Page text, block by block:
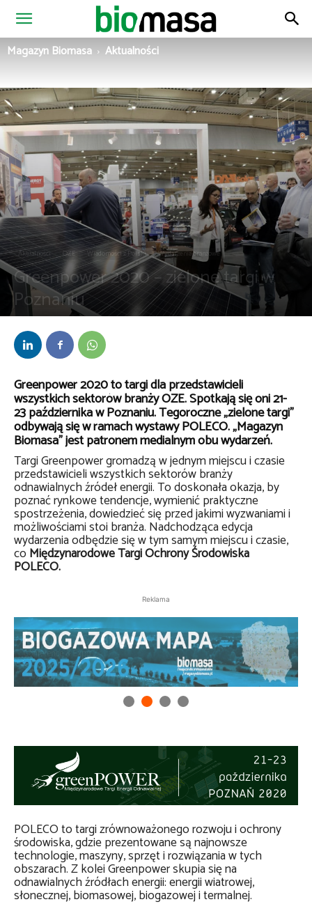
Magazyn
Magazyn Biomasa Aktualności
Aktualności OZE Wiadomości z Polski Wydarzenia branżowe
Greenpower 2020 – zielone targi w
Poznaniu
Greenpower 2020 to targi dla przedstawicieli
wszystkich sektorów branży OZE. Spotkają się oni 21-
23 października w Poznaniu. Tegoroczne „zielone targi”
odbywają się w ramach wystawy POLECO. „Magazyn
Biomasa” jest patronem medialnym obu wydarzeń.
Targi Greenpower gromadzą w jednym miejscu i czasie
przedstawicieli wszystkich sektorów branży
odnawialnych źródeł energii. To doskonała okazja, by
poznać rynkowe tendencje, wymienić praktyczne
spostrzeżenia, dowiedzieć się przed jakimi wyzwaniami i
możliwościami stoi branża. Nadchodząca edycja
wydarzenia odbędzie się w tym samym miejscu i czasie,
co Międzynarodowe Targi Ochrony Środowiska
POLECO.
Reklama
POLECO to targi zrównoważonego rozwoju i ochrony
środowiska, gdzie prezentowane są najnowsze
technologie, maszyny, sprzęt i rozwiązania w tych
obszarach. Z kolei Greenpower skupia się na
odnawialnych źródłach energii: energii wiatrowej,
słonecznej, biomasowej, biogazowej i termalnej.